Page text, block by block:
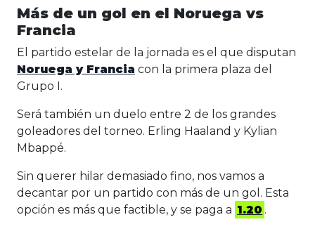
Más de un gol en el Noruega vs
Francia
El partido estelar de la jornada es el que disputan
Noruega y Francia con la primera plaza del
Grupo I.
Será también un duelo entre 2 de los grandes
goleadores del torneo. Erling Haaland y Kylian
Mbappé.
Sin querer hilar demasiado fino, nos vamos a
decantar por un partido con más de un gol. Esta
opción es más que factible, y se paga a 1.20 .